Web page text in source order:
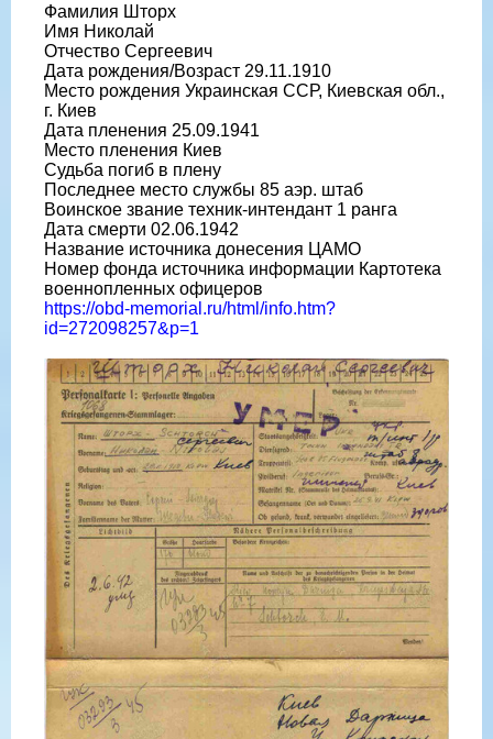
Фамилия Шторх
Имя Николай
Отчество Сергеевич
Дата рождения/Возраст 29.11.1910
Место рождения Украинская ССР, Киевская обл.,
г. Киев
Дата пленения 25.09.1941
Место пленения Киев
Судьба погиб в плену
Последнее место службы 85 аэр. штаб
Воинское звание техник-интендант 1 ранга
Дата смерти 02.06.1942
Название источника донесения ЦАМО
Номер фонда источника информации Картотека
военнопленных офицеров
https://obd-memorial.ru/html/info.htm?
id=272098257&p=1